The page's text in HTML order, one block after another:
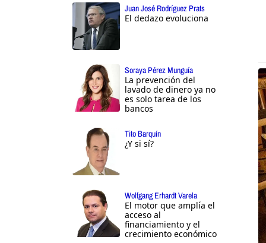
Juan José Rodríguez Prats
El dedazo evoluciona
Soraya Pérez Munguía
La prevención del
lavado de dinero ya no
es solo tarea de los
bancos
Tito Barquín
¿Y si sí?
Wolfgang Erhardt Varela
El motor que amplía el
acceso al
financiamiento y el
crecimiento económico